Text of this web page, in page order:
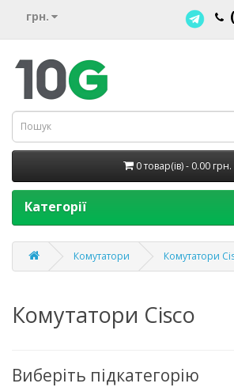
грн.
0 товар(ів) - 0.00 грн.
Категорії
Комутатори Комутатори
Комутатори Cisco
Виберіть підкатегорію